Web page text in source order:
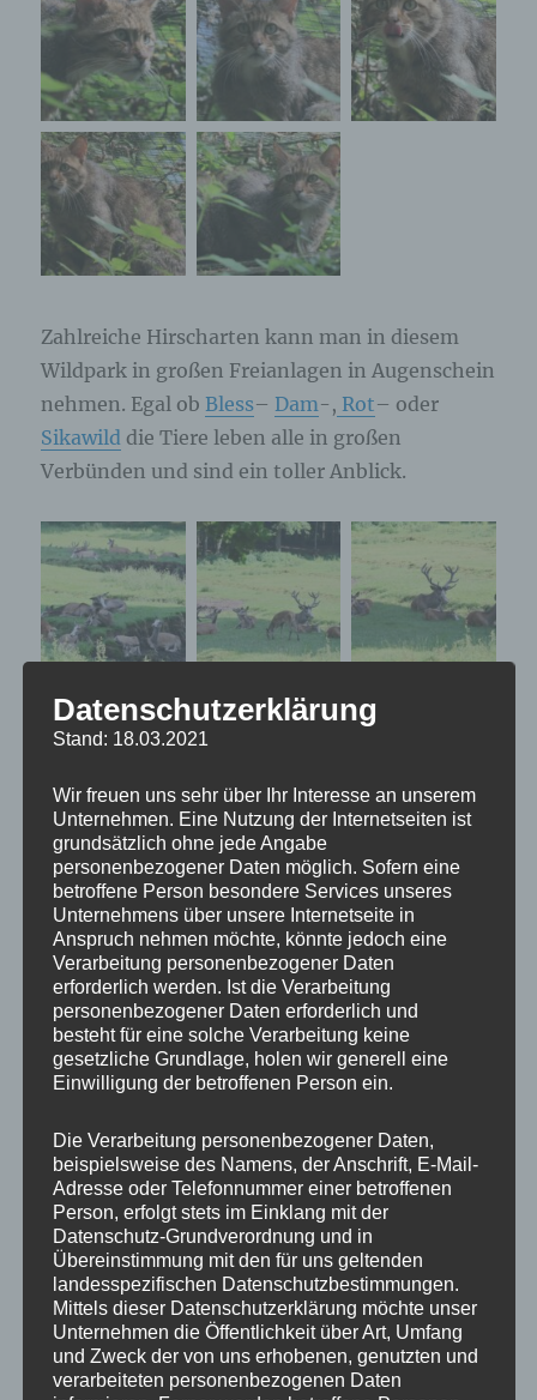
Zahlreiche Hirscharten kann man in diesem
Wildpark in großen Freianlagen in Augenschein
nehmen. Egal ob Bless– Dam-, Rot– oder
Sikawild die Tiere leben alle in großen
Verbünden und sind ein toller Anblick.
Besonders beeindruckend ist die Herdeweißes
Rotwild, die natürlich in dieser Form nicht
überall zu finden ist. Man ruhte bei meinem
Besuch, der Eindruck war dennoch
überwältigend.
Datenschutzerklärung
Stand: 18.03.2021
Wir freuen uns sehr über Ihr Interesse an unserem
Unternehmen. Eine Nutzung der Internetseiten ist
grundsätzlich ohne jede Angabe
personenbezogener Daten möglich. Sofern eine
betroffene Person besondere Services unseres
Unternehmens über unsere Internetseite in
Anspruch nehmen möchte, könnte jedoch eine
Verarbeitung personenbezogener Daten
erforderlich werden. Ist die Verarbeitung
personenbezogener Daten erforderlich und
besteht für eine solche Verarbeitung keine
gesetzliche Grundlage, holen wir generell eine
Einwilligung der betroffenen Person ein.
Die Verarbeitung personenbezogener Daten,
beispielsweise des Namens, der Anschrift, E-Mail-
Adresse oder Telefonnummer einer betroffenen
Person, erfolgt stets im Einklang mit der
Datenschutz-Grundverordnung und in
Übereinstimmung mit den für uns geltenden
landesspezifischen Datenschutzbestimmungen.
Mittels dieser Datenschutzerklärung möchte unser
Unternehmen die Öffentlichkeit über Art, Umfang
und Zweck der von uns erhobenen, genutzten und
verarbeiteten personenbezogenen Daten